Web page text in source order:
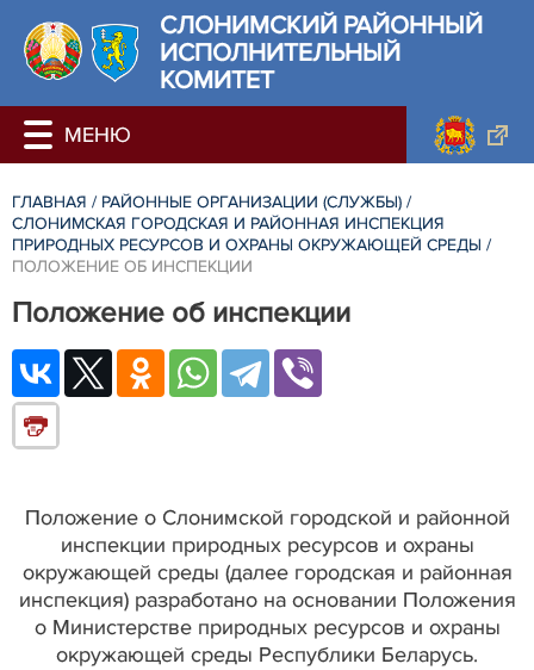
СЛОНИМСКИЙ РАЙОННЫЙ
ИСПОЛНИТЕЛЬНЫЙ
КОМИТЕТ
ГЛАВНАЯ / РАЙОННЫЕ ОРГАНИЗАЦИИ (СЛУЖБЫ) /
СЛОНИМСКАЯ ГОРОДСКАЯ И РАЙОННАЯ ИНСПЕКЦИЯ
ПРИРОДНЫХ РЕСУРСОВ И ОХРАНЫ ОКРУЖАЮЩЕЙ СРЕДЫ /
ПОЛОЖЕНИЕ ОБ ИНСПЕКЦИИ
Положение об инспекции
Положение о Слонимской городской и районной
инспекции природных ресурсов и охраны
окружающей среды (далее городская и районная
инспекция) разработано на основании Положения
о Министерстве природных ресурсов и охраны
окружающей среды Республики Беларусь.